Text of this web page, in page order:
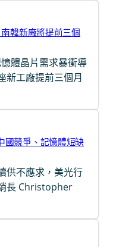
韓新廠將提前三個
體晶片需求暴衝導
新工廠提前三個月
國競爭、記憶體短缺
供不應求，美光行
長 Christopher